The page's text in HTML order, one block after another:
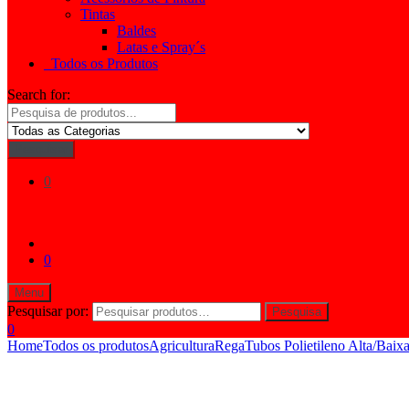
Tintas
Baldes
Latas e Spray´s
Todos os Produtos
Search for:
0
0
Menu
Pesquisar por: Pesquisa
0
HomeTodos os produtosAgriculturaRegaTubos Polietileno Alta/